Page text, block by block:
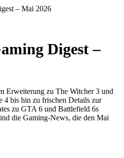
– Mai 2026
Digest –
Erweiterung zu The Witcher 3 und
bis hin zu frischen Details zur
zu GTA 6 und Battlefield 6s
die Gaming-News, die den Mai